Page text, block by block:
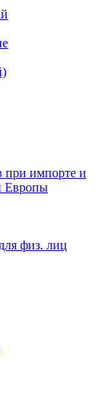
при импорте и
Европы
физ. лиц